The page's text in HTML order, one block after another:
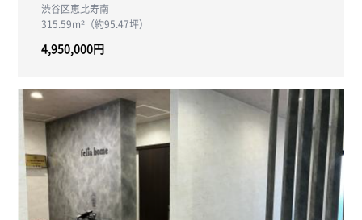
渋谷区恵比寿南
315.59m²（約95.47坪）
4,950,000円